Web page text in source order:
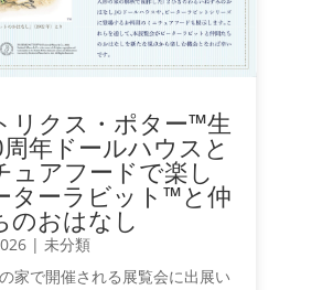
リクス・ポター™生
年ドールハウスと
ュアフードで楽し
ターラビット™と仲
のおはなし
| 未分類
家で開催される展覧会に出展い